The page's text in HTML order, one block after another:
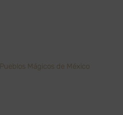
Pueblos Mágicos de México